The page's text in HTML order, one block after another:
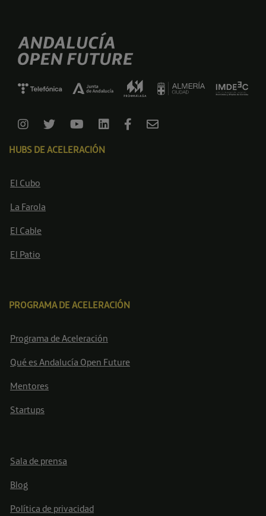
HUBS DE ACELERACIÓN
El Cubo
La Farola
El Cable
El Patio
PROGRAMA DE ACELERACIÓN
Programa de Aceleración
Qué es Andalucía Open Future
Mentores
Startups
Sala de prensa
Blog
Política de privacidad